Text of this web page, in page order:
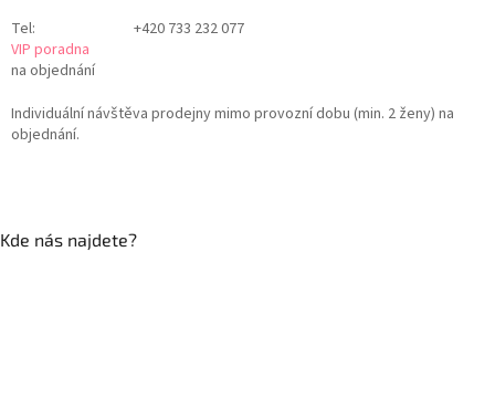
Tel:
+420 733 232 077
VIP poradna
na objednání
Individuální návštěva prodejny mimo provozní dobu (min. 2 ženy) na
objednání.
Kde nás najdete?